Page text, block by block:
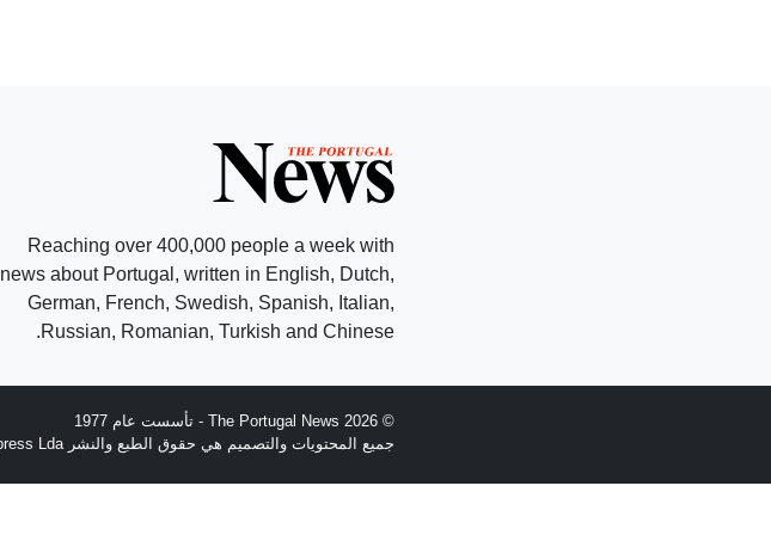
Reaching over 400,000 people a week with
news about Portugal, written in English, Dutch,
German, French, Swedish, Spanish, Italian,
Russian, Romanian, Turkish and Chinese.
© 2026 The Portugal News - تأسست عام 1977
جميع المحتويات والتصميم هي حقوق الطبع والنشر Anglopress Lda ومجموعة الأخبار من الصحف